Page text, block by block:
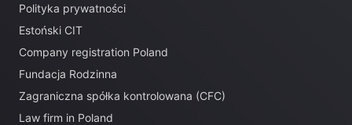
Polityka prywatności
Estoński CIT
Company registration Poland
Fundacja Rodzinna
Zagraniczna spółka kontrolowana (CFC)
Law firm in Poland